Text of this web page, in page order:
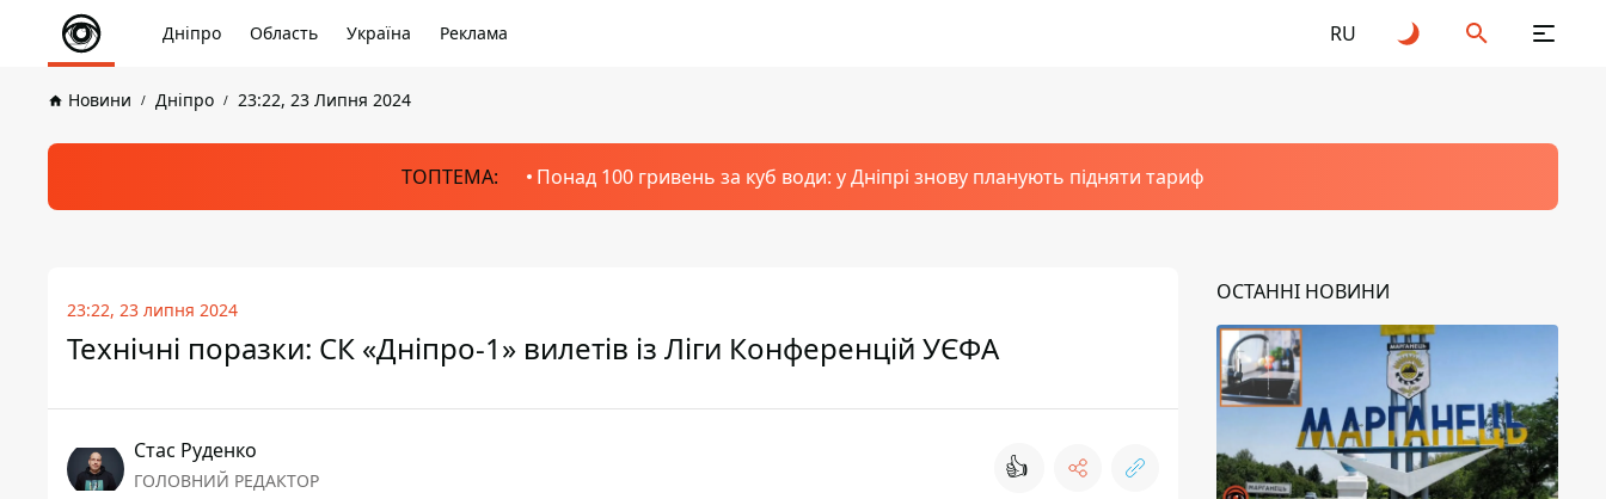
Дніпро Область Україна Реклама RU
Новини Дніпро 23:22, 23 Липня 2024
ТОПТЕМА: Понад 100 гривень за куб води: у Дніпрі знову планують підняти тариф
23:22, 23 липня 2024
Технічні поразки: СК «Дніпро-1» вилетів із Ліги Конференцій УЄФА
Стас Руденко
ГОЛОВНИЙ РЕДАКТОР 👍
ОСТАННІ НОВИНИ